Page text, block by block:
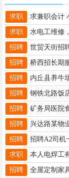
求职
求职
招聘
招聘
招聘
招聘
招聘
招聘
招聘
求职 本人电焊工
招聘 全屋定制家